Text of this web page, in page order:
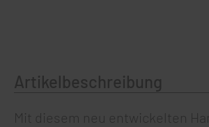
Artikelbeschreibung
Mit diesem neu entwickelten